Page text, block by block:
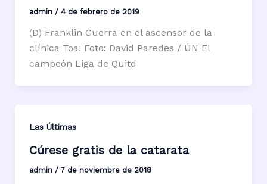
admin / 4 de febrero de 2019
(D) Franklin Guerra en el ascensor de la
clínica Toa. Foto: David Paredes / ÚN El
campeón Liga de Quito
Las Últimas
Cúrese gratis de la catarata
admin / 7 de noviembre de 2018